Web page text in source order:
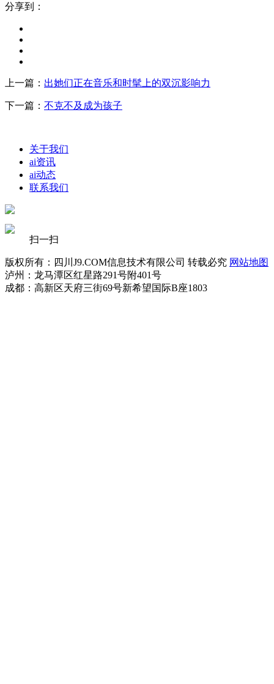
分享到：
上一篇： 出她们正在音乐和时髦上的双沉影响力
下一篇： 不克不及成为孩子
关于我们
ai资讯
ai动态
联系我们
扫一扫
版权所有：四川J9.COM信息技术有限公司 转载必究 网站地图
泸州：龙马潭区红星路291号附401号
成都：高新区天府三街69号新希望国际B座1803